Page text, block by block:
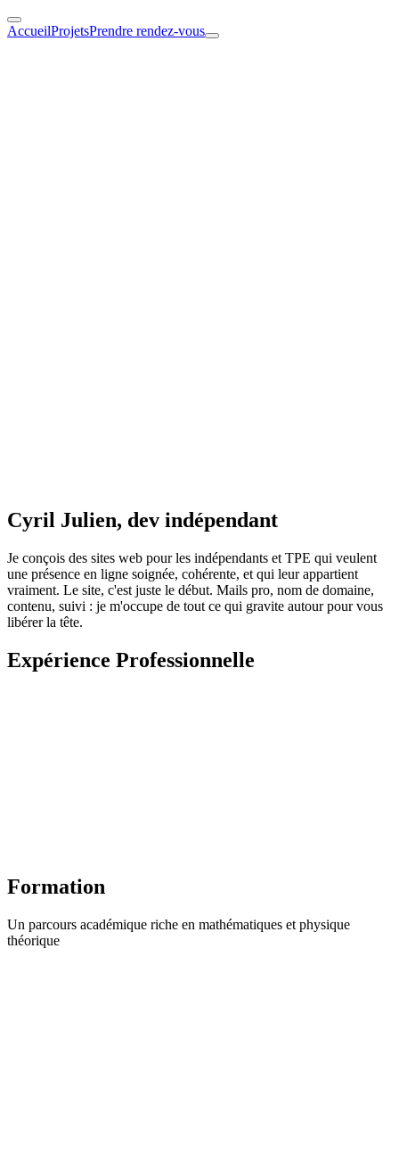
AccueilProjetsPrendre rendez-vous
Cyril Julien, dev indépendant
Je conçois des sites web pour les indépendants et TPE qui veulent
une présence en ligne soignée, cohérente, et qui leur appartient
vraiment. Le site, c'est juste le début. Mails pro, nom de domaine,
contenu, suivi : je m'occupe de tout ce qui gravite autour pour vous
libérer la tête.
Expérience Professionnelle
Formation
Un parcours académique riche en mathématiques et physique
théorique